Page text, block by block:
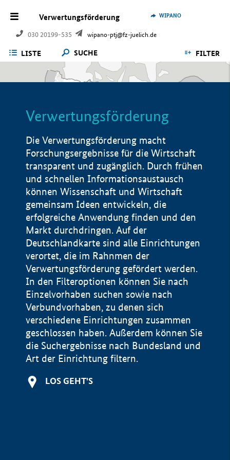
Verwertungsförderung
030 20199-535 wipano-ptj@fz-juelich.de
WIPANO
LISTE SUCHE FILTER
Verwertungsförderung
Die Verwertungsförderung macht
Forschungsergebnisse für die Wirtschaft
transparent und zugänglich. Durch frühen
und schnellen Informationsaustausch
können Wissenschaft und Wirtschaft
gemeinsam Ideen entwickeln, die
erfolgreiche Anwendung finden und den
Markt durchdringen. Auf der
Deutschlandkarte sind alle Einrichtungen
verortet, die im Rahnmen der
Verwertungsförderung gefördert werden.
In den Filteroptionen können Sie nach
Einzelvorhaben suchen sowie nach
Verbundvorhaben, zu denen sich
verschiedene Einrichtungen zusammen
geschlossen haben. Außerdem können Sie
die Suchergebnisse nach Bundesland und
Art der Einrichtung filtern.
LOS GEHT'S